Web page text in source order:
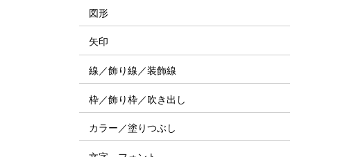
図形
矢印
線／飾り線／装飾線
枠／飾り枠／吹き出し
カラー／塗りつぶし